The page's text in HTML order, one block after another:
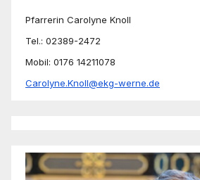
Pfarrerin Carolyne Knoll
Tel.: 02389-2472
Mobil: 0176 14211078
Carolyne.Knoll@ekg-werne.de